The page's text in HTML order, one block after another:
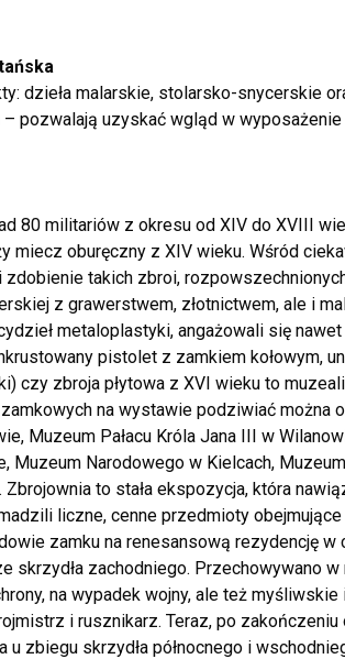
dzieła malarskie, stolarsko-snycerskie
pozwalają uzyskać wgląd w
80 militariów z okresu od XIV do XVIII
miecz oburęczny z XIV wieku. Wśród
takich zbroi,
z grawerstwem, złotnictwem, ale i
metaloplastyki, angażowali się
pistolet z zamkiem kołowym,
czy zbroja płytowa z XVI wieku to
na wystawie podziwiać można
Muzeum Pałacu Króla Jana III w
Muzeum Narodowego w Kielcach,
to stała ekspozycja, która
liczne, cenne przedmioty
zamku na renesansową rezydencję w
skrzydła zachodniego. Przechowywano w
na wypadek wojny, ale też myśliwskie
i rusznikarz. Teraz, po zakończeniu
u zbiegu skrzydła północnego i